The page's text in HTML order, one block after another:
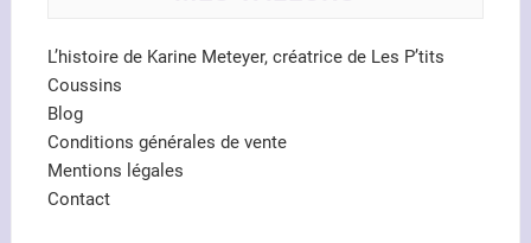
L’histoire de Karine Meteyer, créatrice de Les P’tits
Coussins
Blog
Conditions générales de vente
Mentions légales
Contact